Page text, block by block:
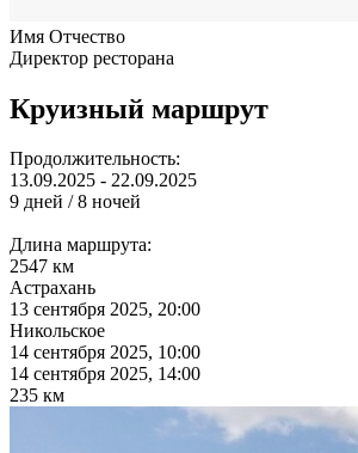
Имя Отчество
Директор ресторана
Круизный маршрут
Продолжительность:
13.09.2025 - 22.09.2025
9 дней / 8 ночей
Длина маршрута:
2547 км
Астрахань
13 сентября 2025, 20:00
Никольское
14 сентября 2025, 10:00
14 сентября 2025, 14:00
235 км